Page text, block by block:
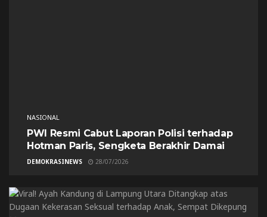
NASIONAL
PWI Resmi Cabut Laporan Polisi terhadap
Hotman Paris, Sengketa Berakhir Damai
DEMOKRASINEWS 28/07/2026